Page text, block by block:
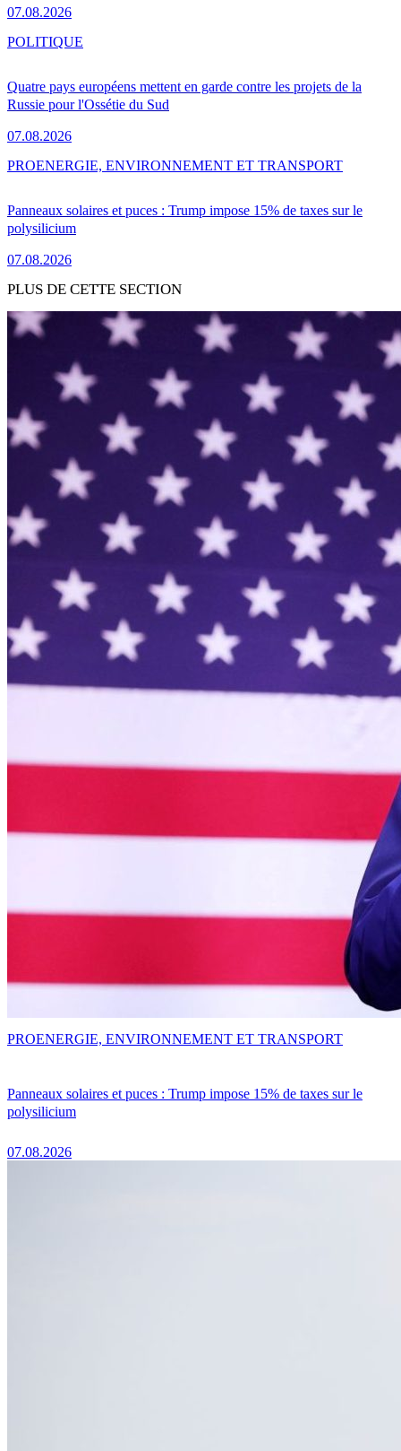
07.08.2026
Quatre pays européens mettent en garde contre les projets de la
Russie pour l'Ossétie du Sud
07.08.2026
POLITIQUE
Panneaux solaires et puces : Trump impose 15% de taxes sur le
polysilicium
07.08.2026
PROENERGIE, ENVIRONNEMENT ET TRANSPORT
PLUS DE CETTE SECTION
Panneaux solaires et puces : Trump impose 15% de taxes sur le
polysilicium
07.08.2026
PROENERGIE, ENVIRONNEMENT ET TRANSPORT